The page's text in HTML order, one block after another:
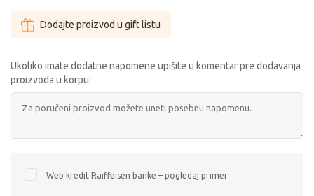
Dodajte proizvod u gift listu
Ukoliko imate dodatne napomene upišite u komentar pre dodavanja
proizvoda u korpu:
Web kredit Raiffeisen banke – pogledaj primer